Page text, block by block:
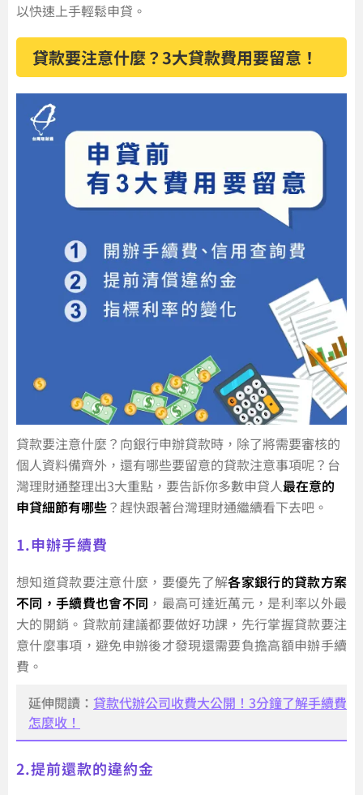
以快速上手輕鬆申貸。
貸款要注意什麼？3大貸款費用要留意！
貸款要注意什麼？向銀行申辦貸款時，除了將需要審核的
個人資料備齊外，還有哪些要留意的貸款注意事項呢？台
灣理財通整理出3大重點，要告訴你多數申貸人最在意的
申貸細節有哪些？趕快跟著台灣理財通繼續看下去吧。
1.申辦手續費
想知道貸款要注意什麼，要優先了解各家銀行的貸款方案
不同，手續費也會不同 ，最高可達近萬元，是利率以外最
大的開銷。貸款前建議都要做好功課，先行掌握貸款要注
意什麼事項，避免申辦後才發現還需要負擔高額申辦手續
費。
延伸閱讀： 貸款代辦公司收費大公開！3分鐘了解手續費
怎麼收！
2.提前還款的違約金